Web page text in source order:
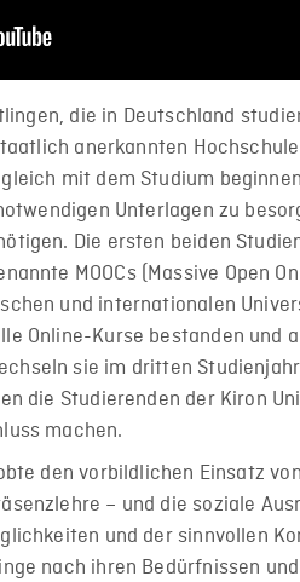
die in Deutschland
anerkannten
mit dem Studium
Unterlagen zu
Die ersten beiden
MOOCs (Massive Open
und internationalen
Online-Kurse bestanden und
sie im dritten
die Studierenden der Kiron
machen.
den vorbildlichen Einsatz
– und die soziale
und der sinnvollen
nach ihren Bedürfnissen